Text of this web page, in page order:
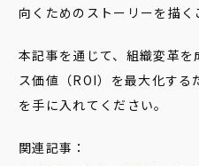
向くためのストーリーを描く
本記事を通じて、組織変革
ス価値（ROI）を最大化する
を手に入れてください。
関連記事：